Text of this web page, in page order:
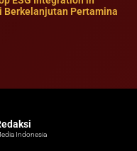
Berkelanjutan Pertamina
Indonesia